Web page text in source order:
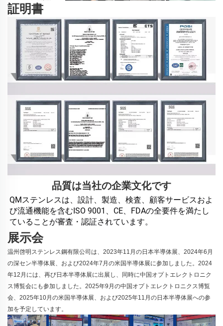
証明書
品質は当社の企業文化です
QMステンレスは、設計、製造、検査、顧客サービスおよ
び流通機能を含むISO 9001、CE、FDAの全要件を満たし
ていることが審査・認証されています。
展示会
温州啓明ステンレス鋼有限公司は、2023年11月の日本半導体展、2024年6月
の深セン半導体展、および2024年7月の米国半導体展に参加しました。2024
年12月には、再び日本半導体展に出展し、同時に中国オプトエレクトロニク
ス博覧会にも参加しました。2025年9月の中国オプトエレクトロニクス博覧
会、2025年10月の米国半導体展、および2025年11月の日本半導体展への参
加を予定しています。